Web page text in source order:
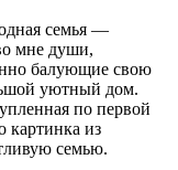
семья —
мне души,
балующие свою
уютный дом.
по первой
картинка из
семью.